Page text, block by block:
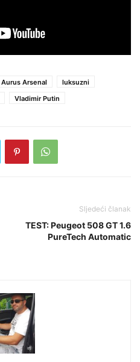
Aurus Arsenal
luksuzni
Vladimir Putin
Sljedeći članak
TEST: Peugeot 508 GT 1.6
PureTech Automatic